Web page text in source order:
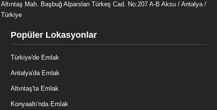
Altıntaş Mah. Başbuğ Alparslan Türkeş Cad. No:207 A-B Aksu / Antalya /
Türkiye
Popüler Lokasyonlar
Türkiye'de Emlak
Antalya'da Emlak
Altıntaş'ta Emlak
Konyaaltı'nda Emlak